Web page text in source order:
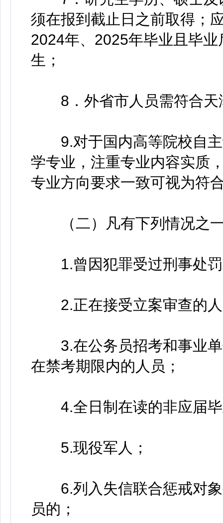
须在报到截止日之前取得；
2024年、2025年毕业且毕
生；
8．外省市人员需符合天
9.对于国内高等院校自主
学专业，注重专业内容实质
专业方向要求一致可视为符
（二）凡有下列情况之一
1.曾因犯罪受过刑事处罚
2.正在接受立案审查的人
3.在公务员招考和事业单
在禁考期限内的人员；
4.全日制在读的非应届毕
5.现役军人；
6.列入失信联合惩戒对象
员的；